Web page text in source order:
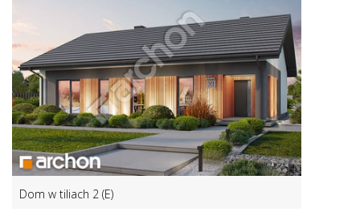
Dom w tiliach 2 (E)